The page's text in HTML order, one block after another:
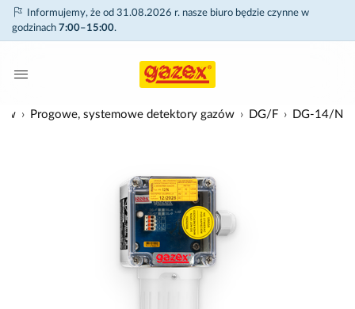
Informujemy, że od 31.08.2026 r. nasze biuro będzie czynne w
godzinach 7:00–15:00.
Progowe, systemowe detektory gazów DG/F DG-14/N